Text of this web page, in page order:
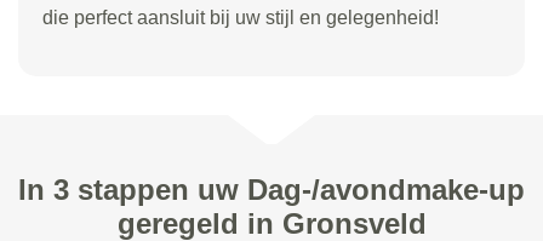
die perfect aansluit bij uw stijl en gelegenheid!
In 3 stappen uw Dag-/avondmake-up
geregeld in Gronsveld